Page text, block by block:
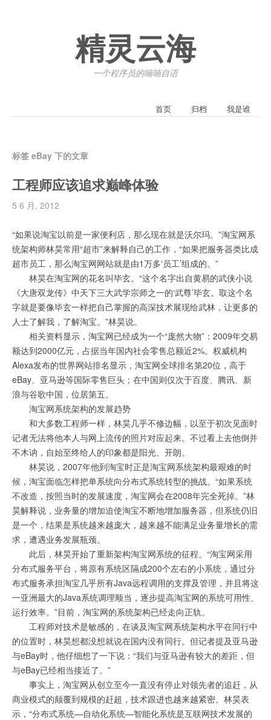
精灵云海
一个程序员的喃喃自语
首页 归档 我是谁
标签 eBay 下的文章
工程师应该追求巅峰体验
5 6 月, 2012
“如果说淘宝以前是一家便利店，那么现在就是沃尔玛。”淘宝网系
统架构师林昊常用“超市”来解释自己的工作，“如果把服务器类比成
超市员工，那么淘宝网网站就是由1万多‘员工’组成的。”
林昊在淘宝网的花名叫毕玄。“这个名字出自黄易的武侠小说
《大唐双龙传》中天下三大武学宗师之一的‘武尊’毕玄。取这个名
字就是要像毕玄一样把自己掌握的高深技术展现给武林，让更多的
人士了解我，了解淘宝。”林昊说。
相关资料显示，淘宝网已经成为一个“庞然大物”：2009年交易
额达到2000亿元，占据当年国内社会零售总额近2%。权威机构
Alexa发布的世界网站排名显示，淘宝网全球排名第20位，高于
eBay、亚马逊等国际零售巨头；在中国则仅次于百度、腾讯、新
浪与谷歌中国，位居第五。
淘宝网系统架构的发展趋势
和大多数工程师一样，林昊几乎不修边幅，以至于初次见面时
记者无法将他本人与网上流传的照片对应起来。不过看上去他倒并
不木讷，自始至终给人的印象都是阳光、开朗。
林昊说，2007年他到淘宝时正是淘宝网系统架构最艰难的时
候，淘宝面临怎样把单系统向分布式系统转型的挑战。“如果系统
不改造，按照当时的发展速度，淘宝网会在2008年完全死掉。”林
昊解释说，业务量的增加迫使淘宝不断地增加服务器，但系统仍旧
是一个，结果是系统越来越庞大，越来越不能满足业务量增长的需
求，遭遇业务发展瓶颈。
此后，林昊开始了重新架构淘宝网系统的征程。“淘宝网采用
分布式服务平台，将原有系统区隔成200个左右的小系统，通过分
布式服务承担淘宝几乎所有Java远程调用的支撑及管理，并且将这
一亚洲最大的Java系统调理顺当，逐步提高淘宝网的系统可用性、
运行效率。”目前，淘宝网的系统架构已经走向正轨。
工程师对技术是敏感的，在谈及淘宝网系统架构水平在同行中
的位置时，林昊想都没想就说在国内没有同行。但记者提及亚马逊
与eBay时，他仔细想了一下说：“我们与亚马逊有较大的差距，但
与eBay已经相当接近了。”
事实上，淘宝网从创立至今一直没有停止对领先者的追赶，从
商业模式的颠覆到规模的赶超，技术跟进也越来越紧密。林昊表
示，“分布式系统—自动化系统—智能化系统是互联网技术发展的